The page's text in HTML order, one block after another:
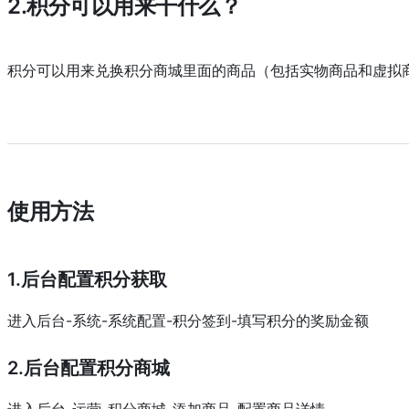
2.积分可以用来干什么？
积分可以用来兑换积分商城里面的商品（包括实物商品和虚拟
使用方法
1.后台配置积分获取
进入后台-系统-系统配置-积分签到-填写积分的奖励金额
2.后台配置积分商城